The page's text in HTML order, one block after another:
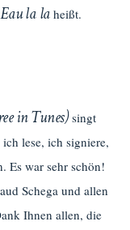
Eau la la heißt.
in Tunes)singt
lese, ich signiere,
Es war sehr schön!
Schega und allen
Ihnen allen, die